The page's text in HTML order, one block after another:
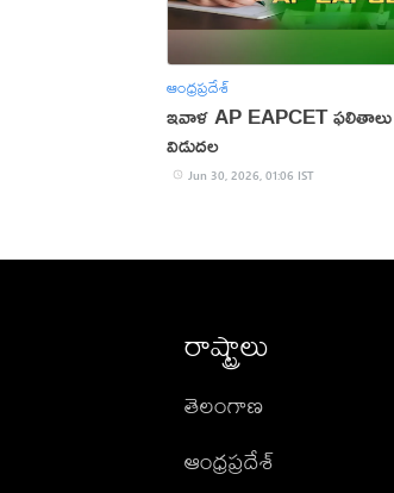
ఆంధ్రప్రదేశ్
ఇవాళ AP EAPCET ఫలితాలు
విడుదల
Jun 30, 2026, 01:06 IST
రాష్ట్రాలు
తెలంగాణ
ఆంధ్రప్రదేశ్